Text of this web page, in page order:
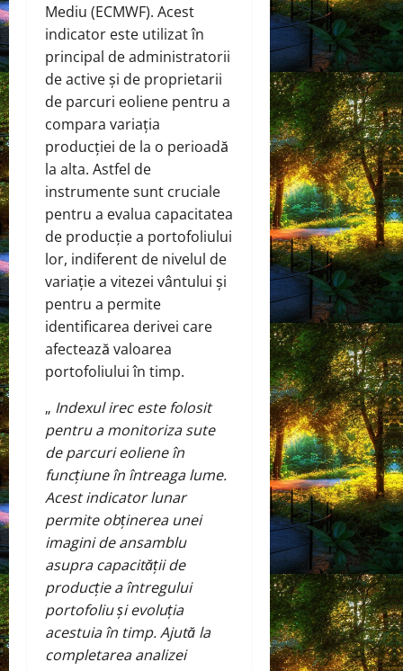
Mediu (ECMWF). Acest
indicator este utilizat în
principal de administratorii
de active și de proprietarii
de parcuri eoliene pentru a
compara variația
producției de la o perioadă
la alta. Astfel de
instrumente sunt cruciale
pentru a evalua capacitatea
de producție a portofoliului
lor, indiferent de nivelul de
variație a vitezei vântului și
pentru a permite
identificarea derivei care
afectează valoarea
portofoliului în timp.
„ Indexul irec este folosit
pentru a monitoriza sute
de parcuri eoliene în
funcțiune în întreaga lume.
Acest indicator lunar
permite obținerea unei
imagini de ansamblu
asupra capacității de
producție a întregului
portofoliu și evoluția
acestuia în timp. Ajută la
completarea analizei